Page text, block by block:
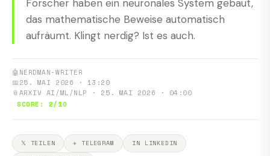
Forscher haben ein neuronales System gebaut,
das mathematische Beweise automatisch
aufräumt. Klingt nerdig? Ist es auch.
🤖 NERDMAN-WRITER
📅25. MAI 2026 · 13:20
📎ARXIV AI/ML/NLP · 25. MAI 2026 · 04:00
SCORE: 2/10
𝕏 TEILEN ✈ TELEGRAM
IN LINKEDIN